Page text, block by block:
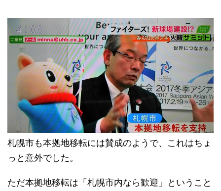
札幌市も本拠地移転には賛成のようで、これはちょ
っと意外でした。
ただ本拠地移転は「札幌市内なら歓迎」ということ